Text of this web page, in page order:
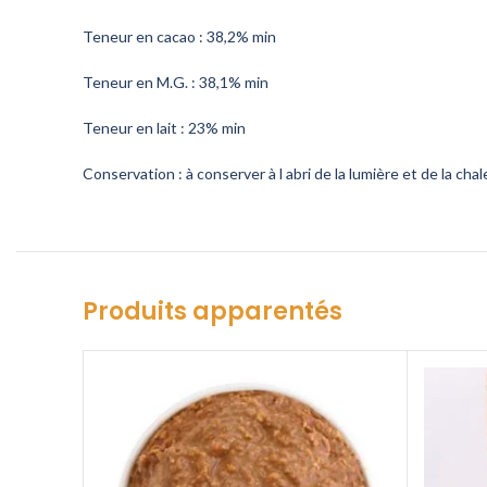
Teneur en cacao : 38,2% min
Teneur en M.G. : 38,1% min
Teneur en lait : 23% min
Conservation : à conserver à l abri de la lumière et de la
Produits apparentés